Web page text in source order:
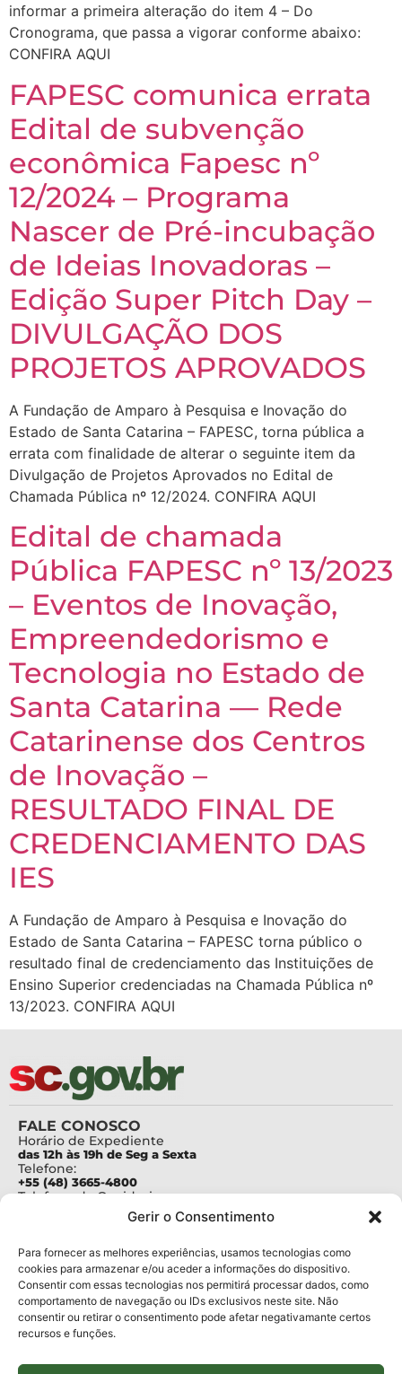
Gerir o Consentimento
Para fornecer as melhores experiências, usamos tecnologias como
cookies para armazenar e/ou aceder a informações do dispositivo.
Consentir com essas tecnologias nos permitirá processar dados, como
comportamento de navegação ou IDs exclusivos neste site. Não
consentir ou retirar o consentimento pode afetar negativamante certos
recursos e funções.
informar a primeira alteração do item 4 – Do
Cronograma, que passa a vigorar conforme abaixo:
CONFIRA AQUI
FAPESC comunica errata
Edital de subvenção
econômica Fapesc nº
12/2024 – Programa
Nascer de Pré-incubação
de Ideias Inovadoras –
Edição Super Pitch Day –
DIVULGAÇÃO DOS
PROJETOS APROVADOS
A Fundação de Amparo à Pesquisa e Inovação do
Estado de Santa Catarina – FAPESC, torna pública a
errata com finalidade de alterar o seguinte item da
Divulgação de Projetos Aprovados no Edital de
Chamada Pública nº 12/2024. CONFIRA AQUI
Edital de chamada
Pública FAPESC nº 13/2023
– Eventos de Inovação,
Empreendedorismo e
Tecnologia no Estado de
Santa Catarina — Rede
Catarinense dos Centros
de Inovação –
RESULTADO FINAL DE
CREDENCIAMENTO DAS
IES
A Fundação de Amparo à Pesquisa e Inovação do
Estado de Santa Catarina – FAPESC torna público o
resultado final de credenciamento das Instituições de
Ensino Superior credenciadas na Chamada Pública nº
13/2023. CONFIRA AQUI
FALE CONOSCO
Horário de Expediente
das 12h às 19h de Seg a Sexta
Telefone:
+55 (48) 3665-4800
Telefone da Ouvidoria
Para assuntos relacionados à Pesquisa
pesquisa@fapesc.sc.gov.br
Para assuntos relacionados à Inovação
inovacao@fapesc.sc.gov.br
Para assuntos relacionados à Bolsas
bolsas@fapesc.sc.gov.br
Para assuntos relacionados à Prestação de Contas
Para assuntos relacionados à Plataforma